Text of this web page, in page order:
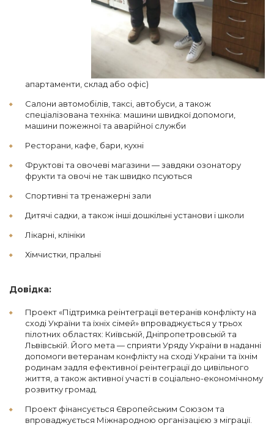
апартаменти, склад або офіс)
Салони автомобілів, таксі, автобуси, а також
спеціалізована техніка: машини швидкої допомоги,
машини пожежної та аварійної служби
Ресторани, кафе, бари, кухні
Фруктові та овочеві магазини — завдяки озонатору
фрукти та овочі не так швидко псуються
Спортивні та тренажерні зали
Дитячі садки, а також інші дошкільні установи і школи
Лікарні, клініки
Хімчистки, пральні
Довідка:
Проект «Підтримка реінтеграції ветеранів конфлікту на
сході України та їхніх сімей» впроваджується у трьох
пілотних областях: Київській, Дніпропетровській та
Львівській. Його мета — сприяти Уряду України в наданні
допомоги ветеранам конфлікту на сході України та їхнім
родинам задля ефективної реінтеграції до цивільного
життя, а також активної участі в соціально-економічному
розвитку громад.
Проект фінансується Європейським Союзом та
впроваджується Міжнародною організацією з міграції.